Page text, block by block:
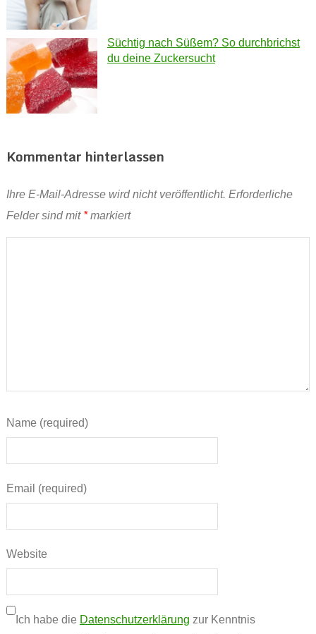
Süchtig nach Süßem? So durchbrichst
du deine Zuckersucht
Kommentar hinterlassen
Ihre E-Mail-Adresse wird nicht veröffentlicht. Erforderliche
Felder sind mit *markiert
Name (required)
Email (required)
Website
Ich habe die Datenschutzerklärung zur Kenntnis